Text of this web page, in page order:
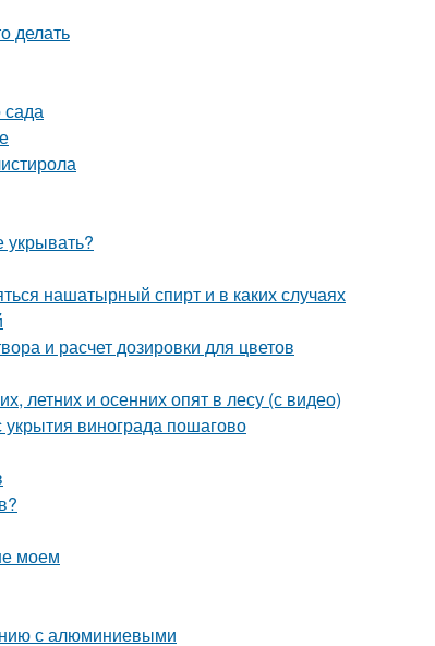
делать
укрывать?
нашатырный спирт и в каких случаях
и расчет дозировки для цветов
летних и осенних опят в лесу (с видео)
винограда пошагово
моем
с алюминиевыми